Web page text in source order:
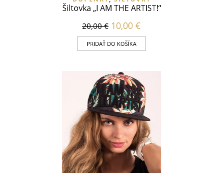
Šiltovka „I AM THE ARTIST!“
20,00€ 10,00 €
PRIDAŤ DO KOŠÍKA